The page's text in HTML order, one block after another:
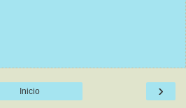
›
Inicio